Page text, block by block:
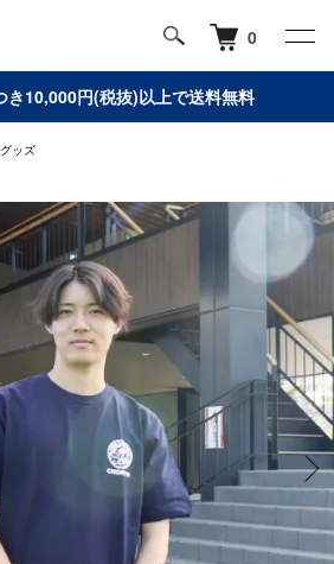
0
き10,000円(税抜)以上で送料無料
グッズ